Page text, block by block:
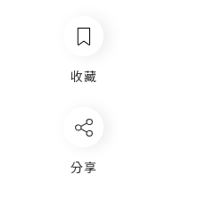
收藏
分享